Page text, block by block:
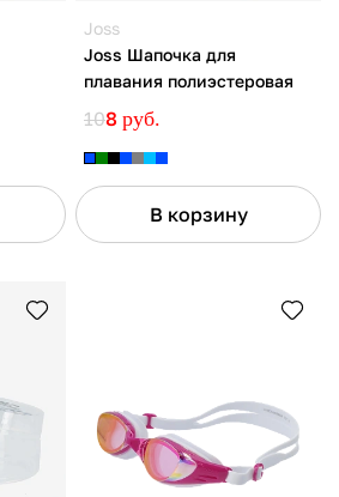
Joss
Joss Шапочка для
плавания полиэстеровая
108 руб.
В корзину